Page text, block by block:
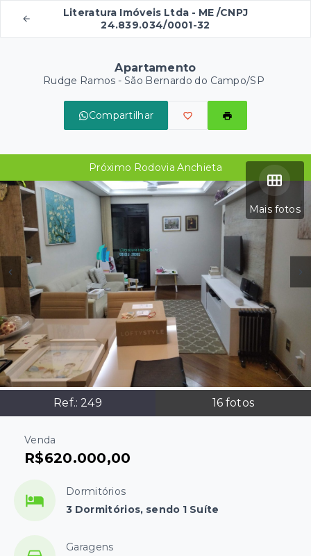
Literatura Imóveis Ltda - ME /CNPJ
24.839.034/0001-32
Apartamento
Rudge Ramos - São Bernardo do Campo/SP
Compartilhar
Mais fotos
Ref.: 249 16 fotos
Próximo Rodovia Anchieta
Venda
R$620.000,00
Dormitórios
3 Dormitórios, sendo 1 Suíte
Garagens